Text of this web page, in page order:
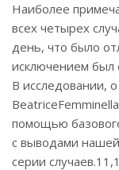
Наиболее
всех четырех
день, что было
исключением был
В исследовании,
помощью
с выводами нашей
серии